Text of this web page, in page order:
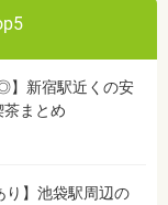
】新宿駅近くの安
まとめ
り】池袋駅周辺の